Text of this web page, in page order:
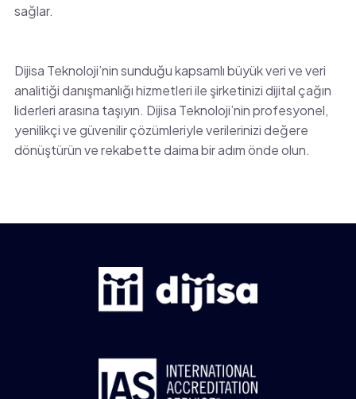
sağlar.
Dijisa Teknoloji’nin sunduğu kapsamlı büyük veri ve veri
analitiği danışmanlığı hizmetleri ile şirketinizi dijital çağın
liderleri arasına taşıyın. Dijisa Teknoloji’nin profesyonel,
yenilikçi ve güvenilir çözümleriyle verilerinizi değere
dönüştürün ve rekabette daima bir adım önde olun.